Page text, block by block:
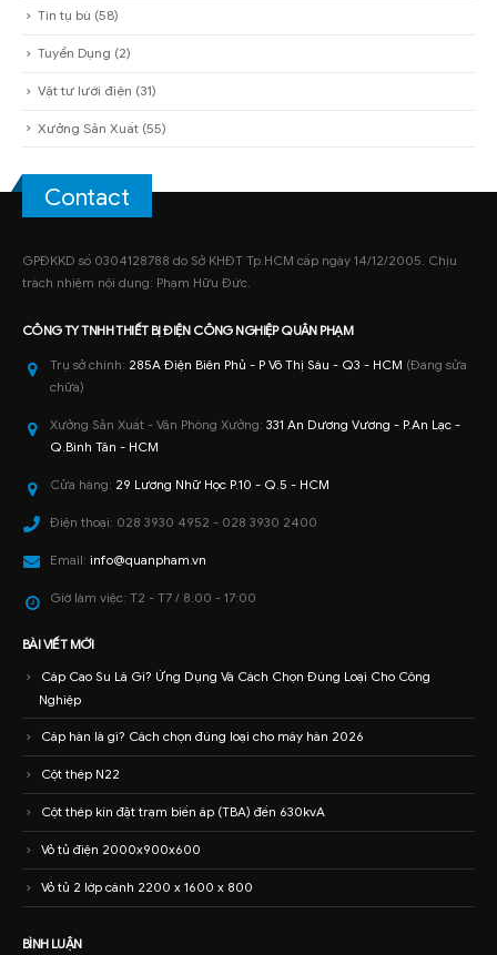
Tin tụ bù (58)
Tuyển Dụng (2)
Vật tư lưới điện (31)
Xưởng Sản Xuất (55)
Contact
GPĐKKD số 0304128788 do Sở KHĐT Tp.HCM cấp ngày 14/12/2005. Chịu
trách nhiệm nội dung: Phạm Hữu Đức.
CÔNG TY TNHHTHIẾT BỊ ĐIỆN CÔNG NGHIỆPQUÂN PHẠM
Trụ sở chính: 285A Điện Biên Phủ - P Võ Thị Sáu - Q3 - HCM (Đang sửa
chữa)
Xưởng Sản Xuất - Văn Phòng Xưởng: 331 An Dương Vương - P.An Lạc -
Q.Bình Tân - HCM
Cửa hàng: 29 Lương Nhữ Học P.10 - Q.5 - HCM
Điện thoại: 028 3930 4952 - 028 3930 2400
Email: info@quanpham.vn
Giờ làm việc: T2 - T7 / 8:00 - 17:00
BÀI VIẾT MỚI
Cáp Cao Su Là Gì? Ứng Dụng Và Cách Chọn Đúng Loại Cho Công
Nghiệp
Cáp hàn là gì? Cách chọn đúng loại cho máy hàn 2026
Cột thép N22
Cột thép kín đặt trạm biến áp (TBA) đến 630kvA
Vỏ tủ điện 2000x900x600
Vỏ tủ 2 lớp cánh 2200 x 1600 x 800
BÌNH LUẬN